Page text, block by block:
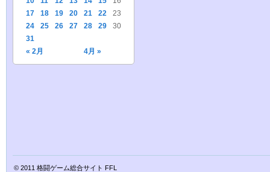
« 2月 4月 »
17
18 19 20 21 22
23
24
25 26 27 28 29
30
31
© 2011 格闘ゲーム総合サイト FFL